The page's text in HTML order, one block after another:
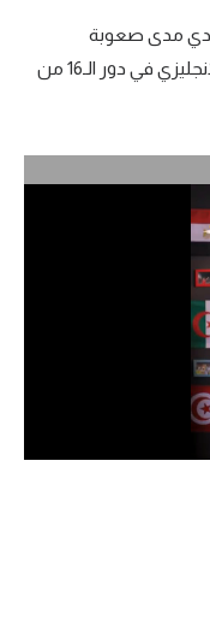
مدى صعوبة
المواجهة المرتقبة أمام مانشستر سيتي الإنجليزي في دور الـ16 من